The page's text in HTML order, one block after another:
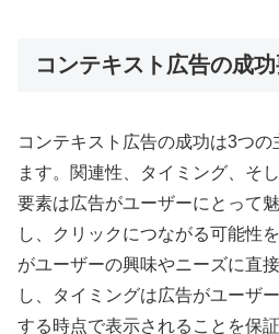
コンテキスト広告の成功
コンテキスト広告の成功は3つの
ます。関連性、タイミング、そ
要素は広告がユーザーにとって
し、クリックにつながる可能性
がユーザーの興味やニーズに直
し、タイミングは広告がユーザ
する時点で表示されることを保